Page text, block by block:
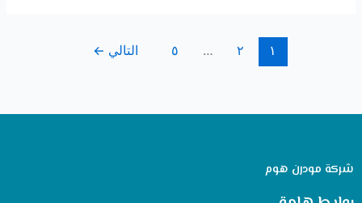
… التالي ←
شركة مودرن هوم